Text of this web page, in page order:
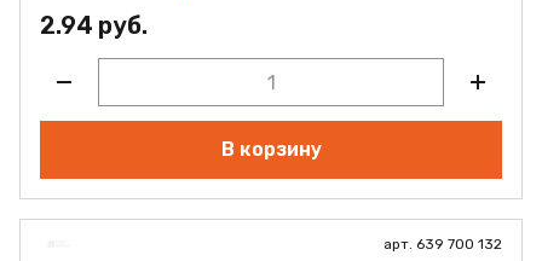
2.94 руб.
В корзину
арт. 639 700 132